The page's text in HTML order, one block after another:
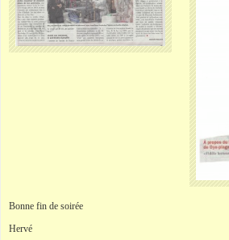
Bonne fin de soirée
Hervé